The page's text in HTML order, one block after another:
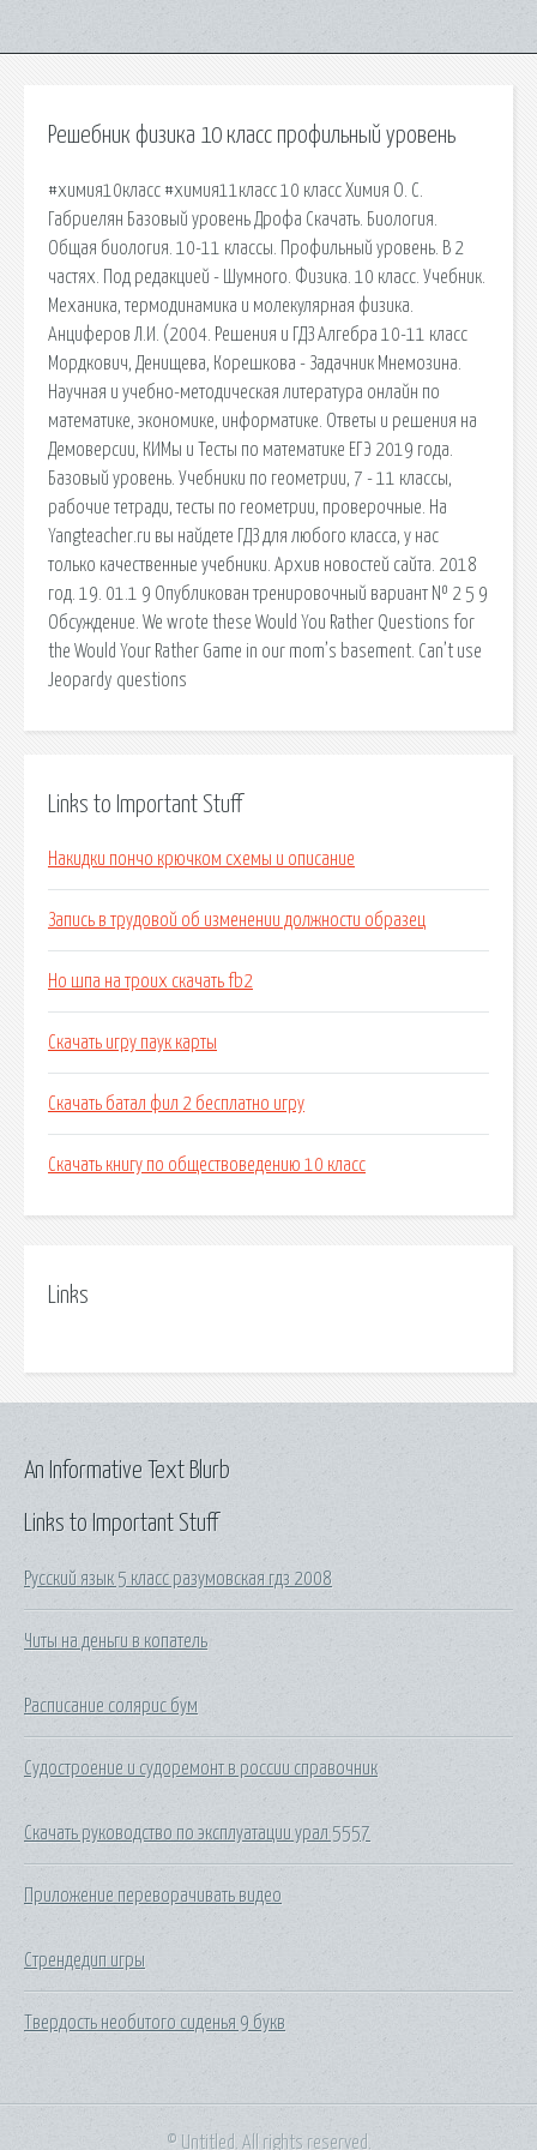
Решебник физика 10 класс профильный уровень
#химия10класс #химия11класс 10 класс Химия О. С.
Габриелян Базовый уровень Дрофа Скачать. Биология.
Общая биология. 10-11 классы. Профильный уровень. В 2
частях. Под редакцией - Шумного. Физика. 10 класс. Учебник.
Механика, термодинамика и молекулярная физика.
Анциферов Л.И. (2004. Решения и ГДЗ Алгебра 10-11 класс
Мордкович, Денищева, Корешкова - Задачник Мнемозина.
Научная и учебно-методическая литература онлайн по
математике, экономике, информатике. Ответы и решения на
Демоверсии, КИМы и Тесты по математике ЕГЭ 2019 года.
Базовый уровень. Учебники по геометрии, 7 - 11 классы,
рабочие тетради, тесты по геометрии, проверочные. На
Yangteacher.ru вы найдете ГДЗ для любого класса, у нас
только качественные учебники. Архив новостей сайта. 2018
год. 19. 01.1 9 Опубликован тренировочный вариант № 2 5 9
Обсуждение. We wrote these Would You Rather Questions for
the Would Your Rather Game in our mom’s basement. Can’t use
Jeopardy questions
Links to Important Stuff
Накидки пончо крючком схемы и описание
Запись в трудовой об изменении должности образец
Но шпа на троих скачать fb2
Скачать игру паук карты
Скачать батал фил 2 бесплатно игру
Скачать книгу по обществоведению 10 класс
Links
Links to Important Stuff
Русский язык 5 класс разумовская гдз 2008
Читы на деньги в копатель
Расписание солярис бум
Судостроение и судоремонт в россии справочник
Скачать руководство по эксплуатации урал 5557
Приложение переворачивать видео
Стрендедип игры
Твердость необитого сиденья 9 букв
An Informative Text Blurb
© Untitled. All rights reserved.